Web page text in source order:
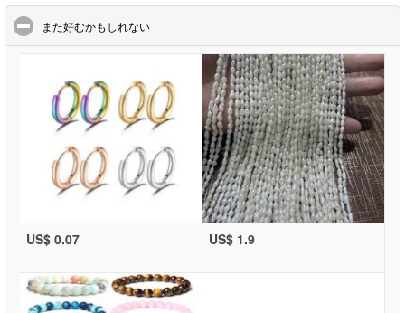
また好むかもしれない
US$ 0.07 US$ 1.9